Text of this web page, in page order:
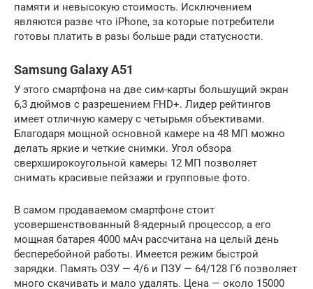
памяти и невысокую стоимость. Исключением
являются разве что iPhone, за которые потребители
готовы платить в разы больше ради статусности.
Samsung Galaxy A51
У этого смартфона на две сим-карты большущий экран
6,3 дюймов с разрешением FHD+. Лидер рейтингов
имеет отличную камеру с четырьмя объективами.
Благодаря мощной основной камере на 48 МП можно
делать яркие и четкие снимки. Угол обзора
сверхширокоугольной камеры 12 МП позволяет
снимать красивые пейзажи и групповые фото.
В самом продаваемом смартфоне стоит
усовершенствованный 8-ядерный процессор, а его
мощная батарея 4000 мАч рассчитана на целый день
бесперебойной работы. Имеется режим быстрой
зарядки. Память ОЗУ — 4/6 и ПЗУ — 64/128 Гб позволяет
много скачивать и мало удалять. Цена — около 15000